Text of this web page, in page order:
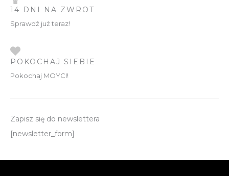
14 DNI NA ZWROT
Sprawdź już teraz!
POKOCHAJ SIEBIE
Pokochaj MOYCI!
Zapisz się do newslettera
[newsletter_form]